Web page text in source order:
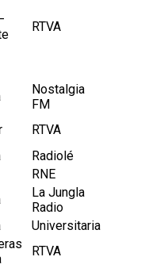
RTVA
Nostalgia
FM
RTVA
Radiolé
RNE
La Jungla
Radio
Universitaria
RTVA